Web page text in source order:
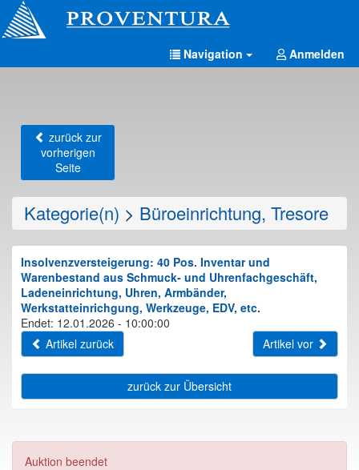
Navigation Anmelden
zurück zur
vorherigen
Seite
Kategorie(n) > Büroeinrichtung, Tresore
Insolvenzversteigerung: 40 Pos. Inventar und
Warenbestand aus Schmuck- und Uhrenfachgeschäft,
Ladeneinrichtung, Uhren, Armbänder,
Werkstatteinrichgung, Werkzeuge, EDV, etc.
Endet: 12.01.2026 - 10:00:00
Artikel zurück
Artikel vor
zurück zur Übersicht
Auktion beendet